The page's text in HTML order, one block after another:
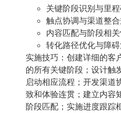
关键阶段识别与里
触点协调与渠道整
内容匹配与阶段相
转化路径优化与障
实施技巧：创建详细的客
的所有关键阶段；设计触
启动相应流程；开发渠道
致和体验连贯；建立内容
阶段匹配；实施进度跟踪